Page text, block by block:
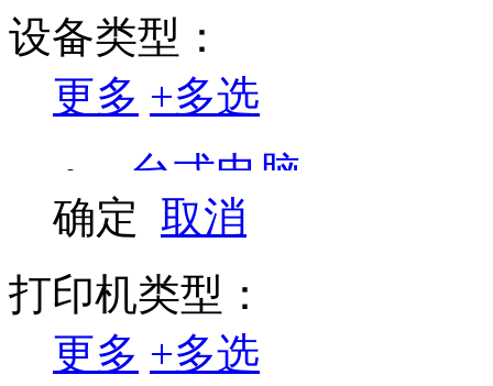
兄弟
虹光
良田
松下
佳能 canon
设备类型：
更多 +多选
台式电脑
喷墨打印机
复合机/复印机
投影机
确定 取消
打印机类型：
更多 +多选